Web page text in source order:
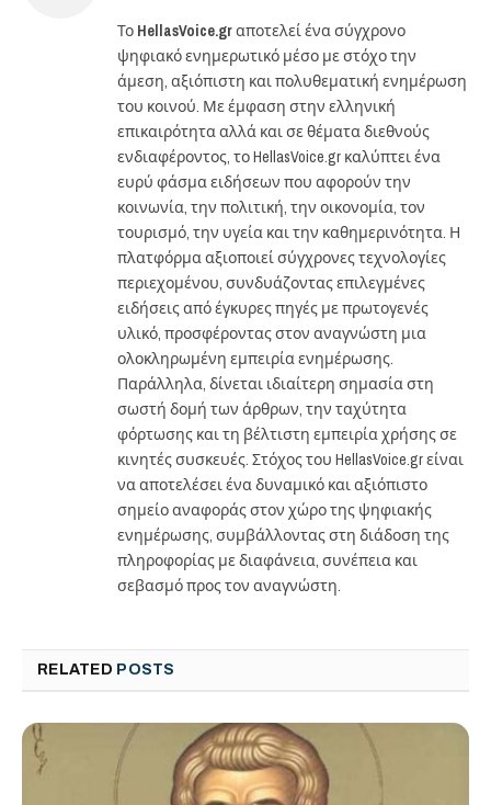
Το HellasVoice.grαποτελεί ένα σύγχρονο
ψηφιακό ενημερωτικό μέσο με στόχο την
άμεση, αξιόπιστη και πολυθεματική ενημέρωση
του κοινού. Με έμφαση στην ελληνική
επικαιρότητα αλλά και σε θέματα διεθνούς
ενδιαφέροντος, το HellasVoice.gr καλύπτει ένα
ευρύ φάσμα ειδήσεων που αφορούν την
κοινωνία, την πολιτική, την οικονομία, τον
τουρισμό, την υγεία και την καθημερινότητα. Η
πλατφόρμα αξιοποιεί σύγχρονες τεχνολογίες
περιεχομένου, συνδυάζοντας επιλεγμένες
ειδήσεις από έγκυρες πηγές με πρωτογενές
υλικό, προσφέροντας στον αναγνώστη μια
ολοκληρωμένη εμπειρία ενημέρωσης.
Παράλληλα, δίνεται ιδιαίτερη σημασία στη
σωστή δομή των άρθρων, την ταχύτητα
φόρτωσης και τη βέλτιστη εμπειρία χρήσης σε
κινητές συσκευές. Στόχος του HellasVoice.gr είναι
να αποτελέσει ένα δυναμικό και αξιόπιστο
σημείο αναφοράς στον χώρο της ψηφιακής
ενημέρωσης, συμβάλλοντας στη διάδοση της
πληροφορίας με διαφάνεια, συνέπεια και
σεβασμό προς τον αναγνώστη.
RELATED POSTS